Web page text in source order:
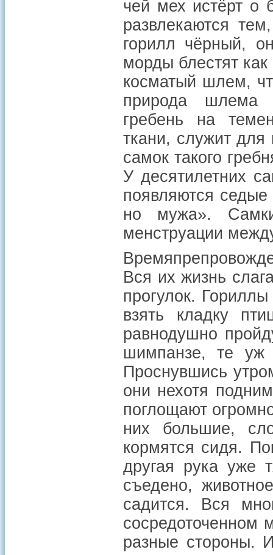
чей мех истёрт о
развлекаются
горилл чёрный,
морды блестят
косматый шлем,
природа шлема
гребень на
ткани, служит
самок такого
У десятилетних
появляются
но мужа».
менструации
Вся их жизнь
прогулок.
взять кладку
равнодушно
шимпанзе, те уж
Проснувшись
они нехотя
поглощают
них большие,
кормятся сидя.
другая рука уже
съедено,
садится. Вся
сосредоточенном
разные стороны.